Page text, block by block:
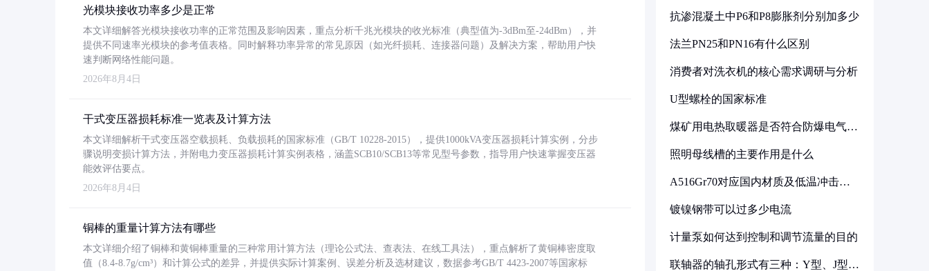
光模块接收功率多少是正常
本文详细解答光模块接收功率的正常范围及影响因素，重点分析千兆光模块的收光标准（典型值为-3dBm至-24dBm），并
提供不同速率光模块的参考值表格。同时解释功率异常的常见原因（如光纤损耗、连接器问题）及解决方案，帮助用户快
速判断网络性能问题。
2026年8月4日
干式变压器损耗标准一览表及计算方法
本文详细解析干式变压器空载损耗、负载损耗的国家标准（GB/T 10228-2015），提供1000kVA变压器损耗计算实例，分步
骤说明变损计算方法，并附电力变压器损耗计算实例表格，涵盖SCB10/SCB13等常见型号参数，指导用户快速掌握变压器
能效评估要点。
2026年8月4日
铜棒的重量计算方法有哪些
本文详细介绍了铜棒和黄铜棒重量的三种常用计算方法（理论公式法、查表法、在线工具法），重点解析了黄铜棒密度取
值（8.4-8.7g/cm³）和计算公式的差异，并提供实际计算案例、误差分析及选材建议，数据参考GB/T 4423-2007等国家标
抗渗混凝土中P6和P8膨胀剂分别加多少
法兰PN25和PN16有什么区别
消费者对洗衣机的核心需求调研与分析
U型螺栓的国家标准
煤矿用电热取暖器是否符合防爆电气设
照明母线槽的主要作用是什么
A516Gr70对应国内材质及低温冲击要
镀镍钢带可以过多少电流
计量泵如何达到控制和调节流量的目的
联轴器的轴孔形式有三种：Y型、J型、